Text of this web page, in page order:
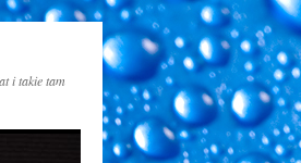
i takie tam